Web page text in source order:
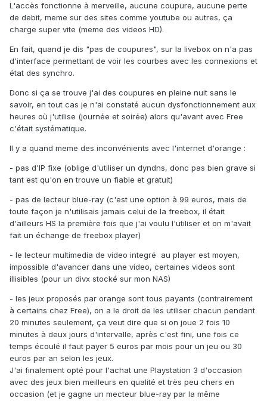
L'accès fonctionne à merveille, aucune coupure, aucune perte
de debit, meme sur des sites comme youtube ou autres, ça
charge super vite (meme des videos HD).
En fait, quand je dis "pas de coupures", sur la livebox on n'a pas
d'interface permettant de voir les courbes avec les connexions et
état des synchro.
Donc si ça se trouve j'ai des coupures en pleine nuit sans le
savoir, en tout cas je n'ai constaté aucun dysfonctionnement aux
heures où j'utilise (journée et soirée) alors qu'avant avec Free
c'était systématique.
Il y a quand meme des inconvénients avec l'internet d'orange :
- pas d'IP fixe (oblige d'utiliser un dyndns, donc pas bien grave si
tant est qu'on en trouve un fiable et gratuit)
- pas de lecteur blue-ray (c'est une option à 99 euros, mais de
toute façon je n'utilisais jamais celui de la freebox, il était
d'ailleurs HS la première fois que j'ai voulu l'utiliser et on m'avait
fait un échange de freebox player)
- le lecteur multimedia de video integré au player est moyen,
impossible d'avancer dans une video, certaines videos sont
illisibles (pour un divx stocké sur mon NAS)
- les jeux proposés par orange sont tous payants (contrairement
à certains chez Free), on a le droit de les utiliser chacun pendant
20 minutes seulement, ça veut dire que si on joue 2 fois 10
minutes à deux jours d'intervalle, après c'est fini, une fois ce
temps écoulé il faut payer 5 euros par mois pour un jeu ou 30
euros par an selon les jeux.
J'ai finalement opté pour l'achat une Playstation 3 d'occasion
avec des jeux bien meilleurs en qualité et très peu chers en
occasion (et je gagne un mecteur blue-ray par la même